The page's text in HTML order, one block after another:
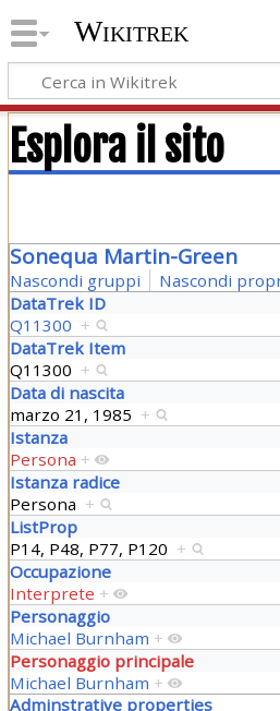
Wikitrek
Esplora il sito
Sonequa Martin-Green
Nascondi gruppi
Nascondi
DataTrek ID
Q11300 +
DataTrek Item
Q11300 +
Data di nascita
marzo 21, 1985 +
Istanza
Persona +
Istanza radice
Persona +
ListProp
P14, P48, P77, P120 +
Occupazione
Interprete +
Personaggio
Michael Burnham +
Personaggio principale
Michael Burnham +
Adminstrative properties